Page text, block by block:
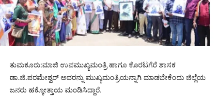
ತುಮಕೂರು:ಮಾಜಿ ಉಪಮುಖ್ಯಮಂತ್ರಿ ಹಾಗೂ ಕೊರಟಗೆರೆ ಶಾಸಕ
ಡಾ.ಜಿ.ಪರಮೇಶ್ವರ್ ಅವರನ್ನು ಮುಖ್ಯಮಂತ್ರಿಯನ್ನಾಗಿ ಮಾಡಬೇಕೆಂದು ಜಿಲ್ಲೆಯ
ಜನರು ಹಕ್ಕೋತ್ತಾಯ ಮಂಡಿಸಿದ್ದಾರೆ.